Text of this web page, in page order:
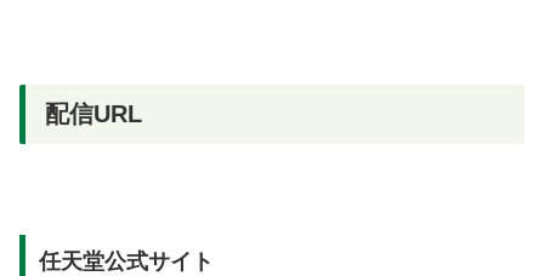
配信URL
任天堂公式サイト